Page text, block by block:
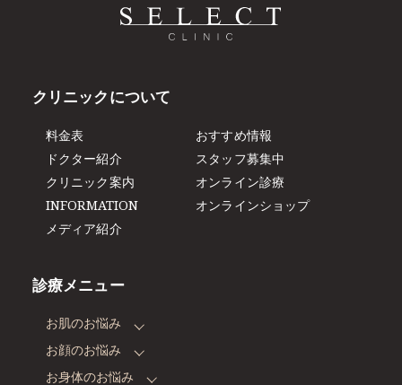
クリニックについて
料金表
ドクター紹介
クリニック案内
INFORMATION
メディア紹介
おすすめ情報
スタッフ募集中
オンライン診療
オンラインショップ
診療メニュー
お肌のお悩み
お顔のお悩み
お身体のお悩み